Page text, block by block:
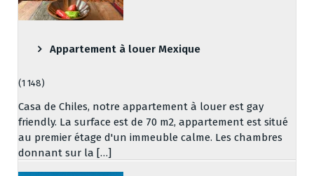
Appartement à louer Mexique
(1 148)
Casa de Chiles, notre appartement à louer est gay
friendly. La surface est de 70 m2, appartement est situé
au premier étage d'un immeuble calme. Les chambres
donnant sur la […]